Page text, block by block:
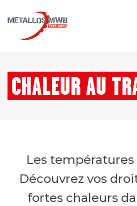
CHALEUR AU
Les
Découvrez vos
fortes chaleurs